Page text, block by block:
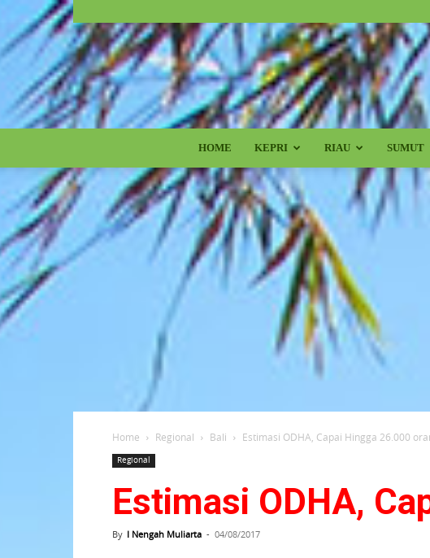
HOME KEPRI RIAU SUMUT
Home Regional Bali Estimasi ODHA, Capai Hingga 26.000
Regional
Estimasi ODHA,
By I Nengah Muliarta - 04/08/2017